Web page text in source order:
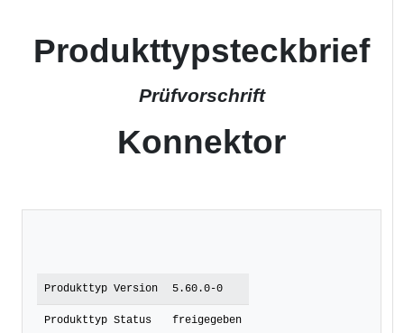
Produkttypsteckbrief
Prüfvorschrift
Konnektor
Produkttyp Version 5.60.0-0
Produkttyp Status freigegeben